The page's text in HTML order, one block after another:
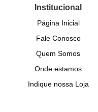
Institucional
Página Inicial
Fale Conosco
Quem Somos
Onde estamos
Indique nossa Loja